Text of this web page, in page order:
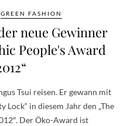
GREEN FASHION
neue Gewinner
People's Award
Tsui reisen. Er gewann mit
Lock“ in diesem Jahr den „The
Der Öko-Award ist